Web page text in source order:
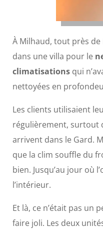
À Milhaud, tout près
dans une villa pour le
climatisations qui
nettoyées en
Les clients utilisaient
régulièrement, surtout
arrivent dans le Gard.
que la clim souffle du
bien. Jusqu’au jour où
l’intérieur.
Et là, ce n’était pas un
faire joli. Les deux